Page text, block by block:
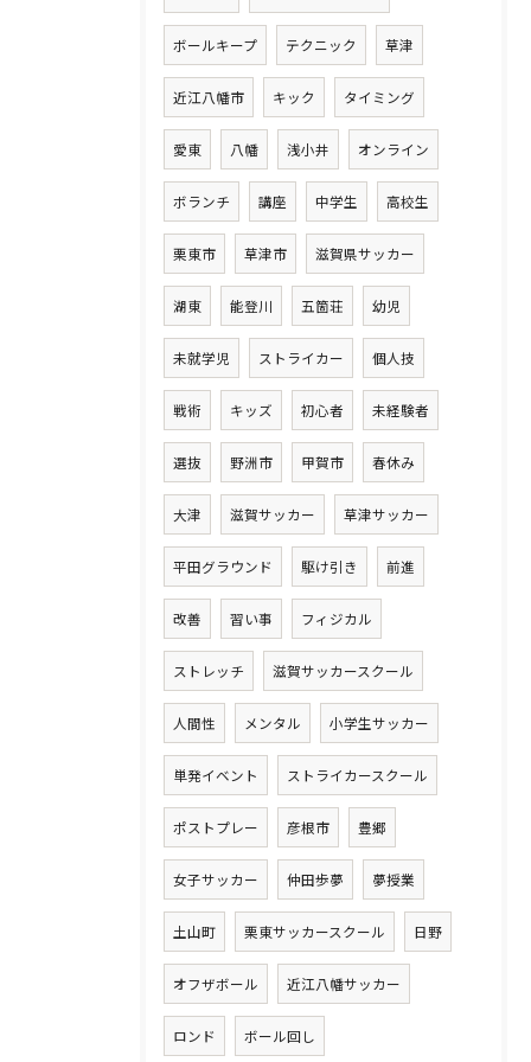
ボールキープ テクニック 草津
近江八幡市 キック タイミング
愛東 八幡 浅小井 オンライン
ボランチ 講座 中学生 高校生
栗東市 草津市 滋賀県サッカー
湖東 能登川 五箇荘 幼児
未就学児 ストライカー 個人技
戦術 キッズ 初心者 未経験者
選抜 野洲市 甲賀市 春休み
大津 滋賀サッカー 草津サッカー
平田グラウンド 駆け引き 前進
改善 習い事 フィジカル
ストレッチ 滋賀サッカースクール
人間性 メンタル 小学生サッカー
単発イベント ストライカースクール
ポストプレー 彦根市 豊郷
女子サッカー 仲田歩夢 夢授業
土山町 栗東サッカースクール 日野
オフザボール 近江八幡サッカー
ロンド ボール回し